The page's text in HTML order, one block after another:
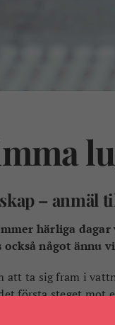
– anmäl
härliga
något ännu
att ta sig fram i
första steget
vi har vatten runt